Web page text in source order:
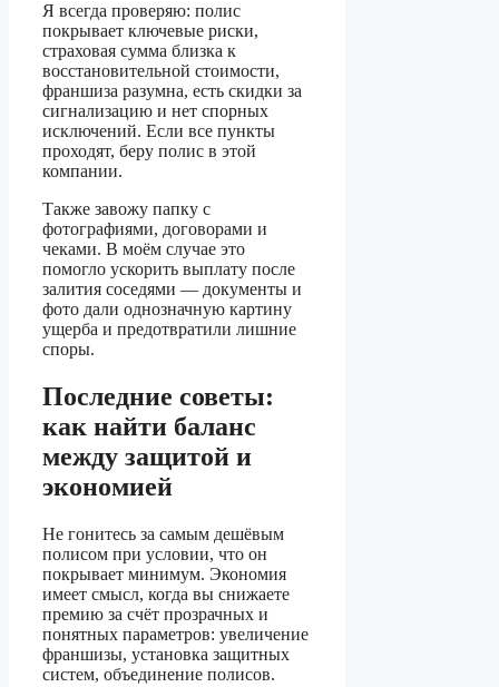
Я всегда проверяю: полис
покрывает ключевые риски,
страховая сумма близка к
восстановительной стоимости,
франшиза разумна, есть скидки за
сигнализацию и нет спорных
исключений. Если все пункты
проходят, беру полис в этой
компании.
Также завожу папку с
фотографиями, договорами и
чеками. В моём случае это
помогло ускорить выплату после
залития соседями — документы и
фото дали однозначную картину
ущерба и предотвратили лишние
споры.
Последние советы:
как найти баланс
между защитой и
экономией
Не гонитесь за самым дешёвым
полисом при условии, что он
покрывает минимум. Экономия
имеет смысл, когда вы снижаете
премию за счёт прозрачных и
понятных параметров: увеличение
франшизы, установка защитных
систем, объединение полисов.